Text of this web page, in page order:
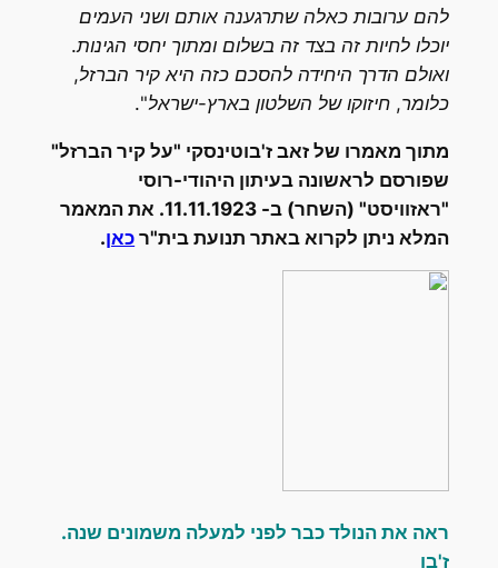
להם ערובות כאלה שתרגענה אותם ושני העמים
יוכלו לחיות זה בצד זה בשלום ומתוך יחסי הגינות.
ואולם הדרך היחידה להסכם כזה היא קיר הברזל,
כלומר, חיזוקו של השלטון בארץ-ישראל".
מתוך מאמרו של זאב ז'בוטינסקי "על קיר הברזל"
שפורסם לראשונה בעיתון היהודי-רוסי
"ראזוויסט" (השחר) ב- 11.11.1923. את המאמר
המלא ניתן לקרוא באתר תנועת בית"רכאן.
ראה את הנולד כבר לפני למעלה משמונים שנה.